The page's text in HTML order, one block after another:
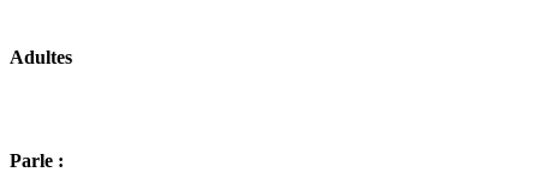
Adultes
Parle :